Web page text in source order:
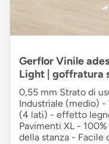
Gerflor Vinile
Light | goffratura
0,55 mm Strato di
Industriale (medio) -
(4 lati) - effetto
Pavimenti XL -
della stanza - Facile